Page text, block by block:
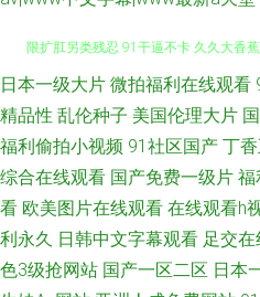
91伊人久热 亚洲欧洲综合日韩精品 91
限扩肛另类残忍 91干逼不卡 久久大香
91豆奶在线观看 九七久久 91次元黄色
日本一级大片 微拍福利在线观看
精品性 乱伦种子 美国伦理大片
福利偷拍小视频 91社区国产 丁
综合在线观看 国产免费一级片 福
看 欧美图片在线观看 在线观看h
利永久 日韩中文字幕观看 足交在
色3级抢网站 国产一区二区 日本